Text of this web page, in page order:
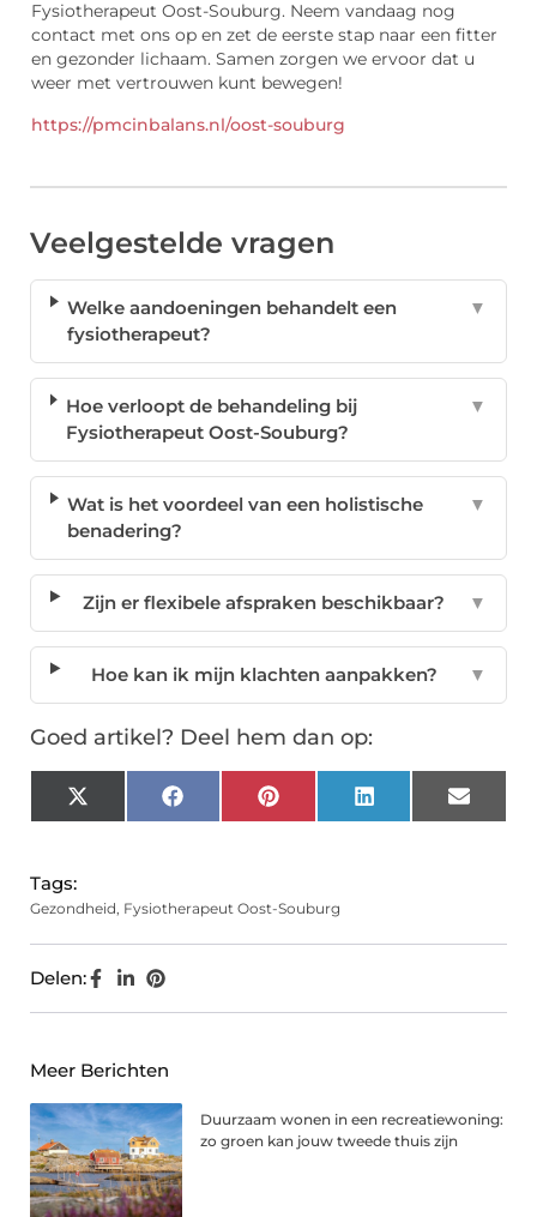
Fysiotherapeut Oost-Souburg. Neem vandaag nog
contact met ons op en zet de eerste stap naar een fitter
en gezonder lichaam. Samen zorgen we ervoor dat u
weer met vertrouwen kunt bewegen!
https://pmcinbalans.nl/oost-souburg
Veelgestelde vragen
Welke aandoeningen behandelt een
fysiotherapeut?
▼
Hoe verloopt de behandeling bij
Fysiotherapeut Oost-Souburg?
▼
Wat is het voordeel van een holistische
benadering?
▼
Zijn er flexibele afspraken beschikbaar? ▼
Hoe kan ik mijn klachten aanpakken? ▼
Goed artikel? Deel hem dan op:
X
(Twitter)
FacebookPinterest LinkedIn Email
Tags:
Gezondheid, Fysiotherapeut Oost-Souburg
Delen:
Meer Berichten
Duurzaam wonen in een recreatiewoning:
zo groen kan jouw tweede thuis zijn